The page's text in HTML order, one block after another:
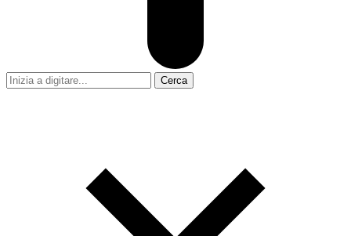
Cerca